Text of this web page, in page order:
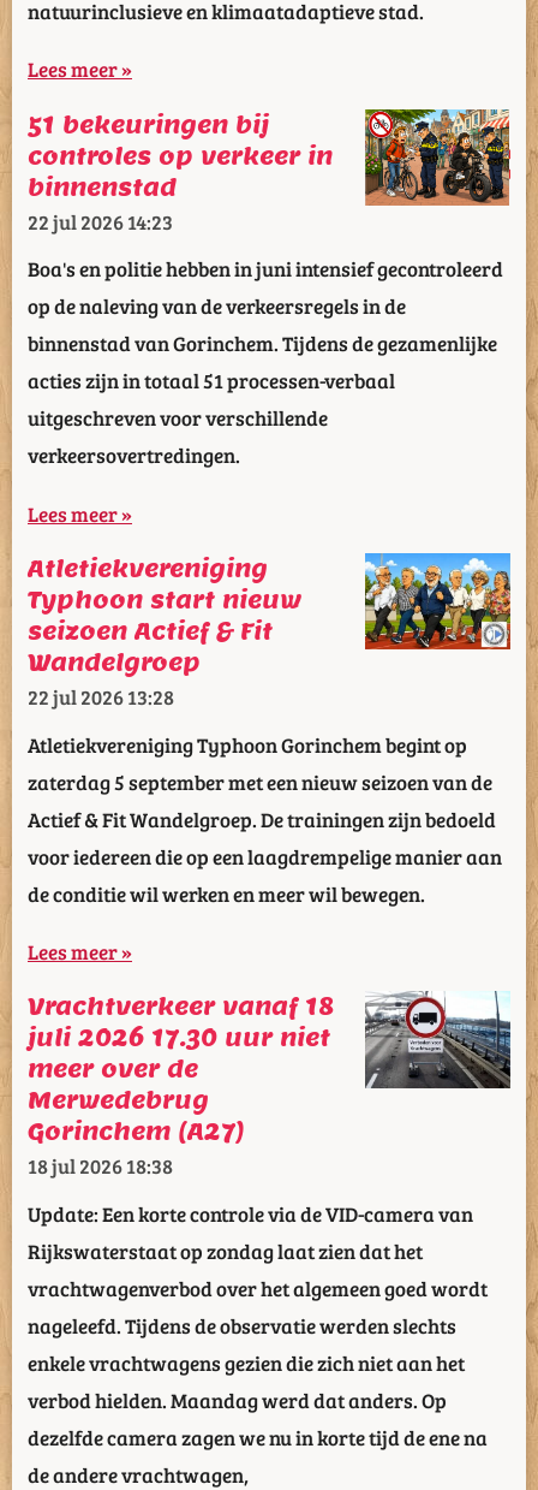
natuurinclusieve en klimaatadaptieve stad.
Lees meer »
51 bekeuringen bij
controles op verkeer in
binnenstad
22 jul 202614:23
Boa's en politie hebben in juni intensief gecontroleerd
op de naleving van de verkeersregels in de
binnenstad van Gorinchem. Tijdens de gezamenlijke
acties zijn in totaal 51 processen-verbaal
uitgeschreven voor verschillende
verkeersovertredingen.
Lees meer »
Atletiekvereniging
Typhoon start nieuw
seizoen Actief & Fit
Wandelgroep
22 jul 202613:28
Atletiekvereniging Typhoon Gorinchem begint op
zaterdag 5 september met een nieuw seizoen van de
Actief & Fit Wandelgroep. De trainingen zijn bedoeld
voor iedereen die op een laagdrempelige manier aan
de conditie wil werken en meer wil bewegen.
Lees meer »
Vrachtverkeer vanaf 18
juli 2026 17.30 uur niet
meer over de
Merwedebrug
Gorinchem (A27)
18 jul 202618:38
Update: Een korte controle via de VID-camera van
Rijkswaterstaat op zondag laat zien dat het
vrachtwagenverbod over het algemeen goed wordt
nageleefd. Tijdens de observatie werden slechts
enkele vrachtwagens gezien die zich niet aan het
verbod hielden. Maandag werd dat anders. Op
dezelfde camera zagen we nu in korte tijd de ene na
de andere vrachtwagen,